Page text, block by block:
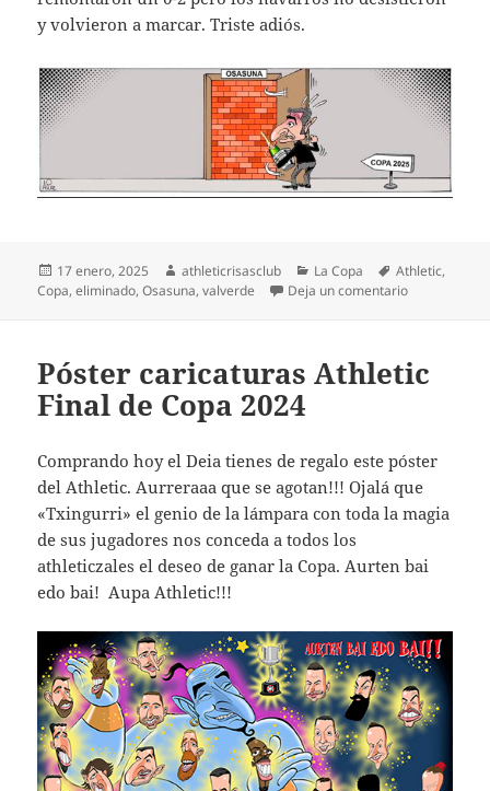
y volvieron a marcar. Triste adiós.
Publicado
el
17 enero, 2025 Autor
athleticrisasclub Categorías
La Copa Etiquetas
Athletic,
Copa,eliminado,Osasuna,valverde Deja un comentarioen Apeados
Póster caricaturas Athletic
Final de Copa 2024
Comprando hoy el Deia tienes de regalo este póster
del Athletic. Aurreraaa que se agotan!!! Ojalá que
«Txingurri» el genio de la lámpara con toda la magia
de sus jugadores nos conceda a todos los
athleticzales el deseo de ganar la Copa. Aurten bai
edo bai! Aupa Athletic!!!